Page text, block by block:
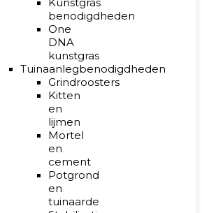
benodigdheden
One
DNA
kunstgras
Tuinaanlegbenodigdheden
Grindroosters
Kitten
en
lijmen
Mortel
en
cement
Potgrond
en
tuinaarde